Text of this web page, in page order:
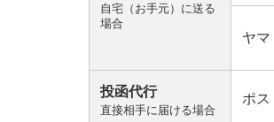
自宅（お手元）に送る
場合
ヤマ
投函代行
直接相手に届ける場合
ポス